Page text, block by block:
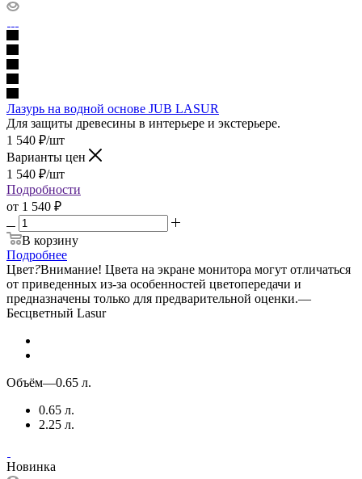
Лазурь на водной основе JUB LASUR
Для защиты древесины в интерьере и экстерьере.
1 540 ₽/шт
Варианты цен
1 540 ₽/шт
Подробности
от 1 540 ₽
В корзину
Подробнее
Цвет?Внимание! Цвета на экране монитора могут отличаться
от приведенных из-за особенностей цветопередачи и
предназначены только для предварительной оценки.—
Бесцветный Lasur
Объём—0.65 л.
0.65 л.
2.25 л.
Новинка